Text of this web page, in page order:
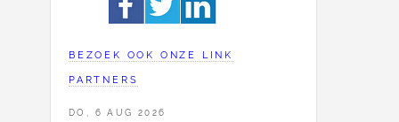
BEZOEK OOK ONZE LINK
PARTNERS
DO, 6 AUG 2026